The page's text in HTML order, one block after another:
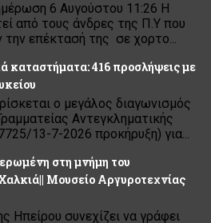
6 Αυγούστου 11:26 Η
από τους άνδρες της Π.Υ που
την επέκτασή της σε χορτο...
καταστήματα: 416 προσλήψεις με
ο μεγάλος διαγωνισμός
Αντεγκληματικής
13-7-2026 προκήρυξη) για...
στη μνήμη του
Μουσείο Αργυροτεχνίας
Ηπείρου συνεχίζει να γράφει